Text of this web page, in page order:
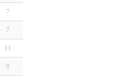
7
7
11
8